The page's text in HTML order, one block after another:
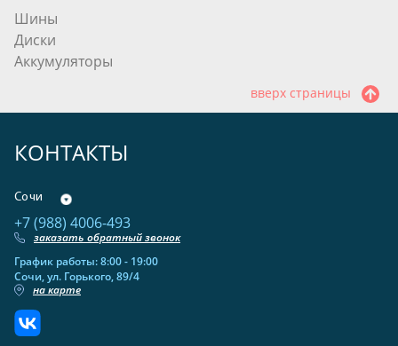
Шины
Диски
Аккумуляторы
вверх страницы
КОНТАКТЫ
Сочи
+7 (988) 4006-493
заказать обратный звонок
График работы: 8:00 - 19:00
Сочи, ул. Горького, 89/4
на карте